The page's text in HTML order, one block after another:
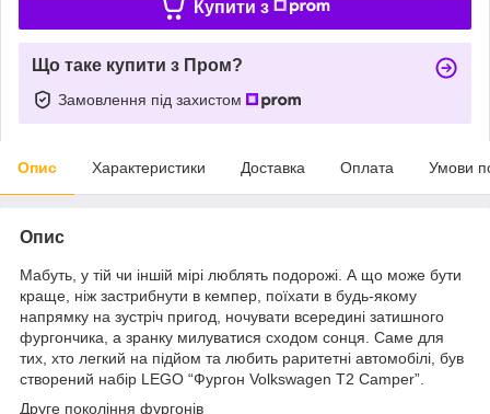
Купити з
Що таке купити з Пром?
Замовлення під захистом
Опис Характеристики Доставка Оплата Умови
Опис
Мабуть, у тій чи іншій мірі люблять подорожі. А що може бути
краще, ніж застрибнути в кемпер, поїхати в будь-якому
напрямку на зустріч пригод, ночувати всередині затишного
фургончика, а зранку милуватися сходом сонця. Саме для
тих, хто легкий на підйом та любить раритетні автомобілі, був
створений набір LEGO “Фургон Volkswagen T2 Camper”.
Друге покоління фургонів